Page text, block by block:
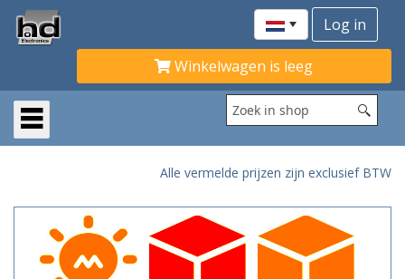
Winkelwagen is leeg
Alle vermelde prijzen zijn exclusief BTW